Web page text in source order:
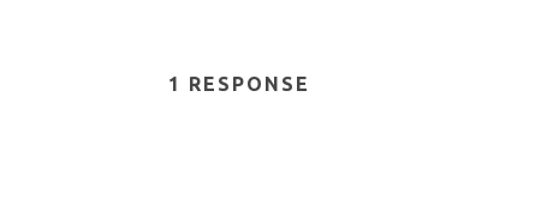
1 RESPONSE